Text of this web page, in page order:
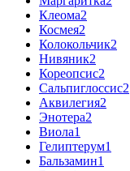
Клеома2
Космея2
Колокольчик2
Нивяник2
Кореопсис2
Сальпиглоссис2
Аквилегия2
Энотера2
Виола1
Гелиптерум1
Бальзамин1